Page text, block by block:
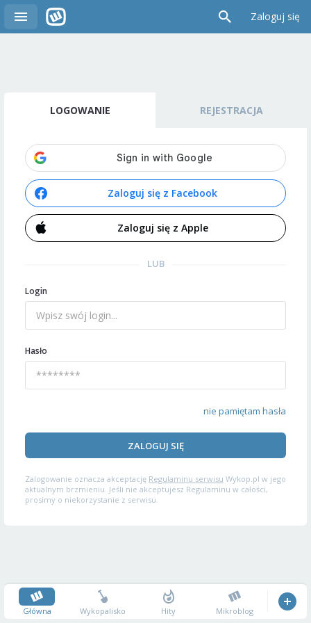
Zaloguj się
LOGOWANIE REJESTRACJA
Zaloguj się z Facebook
Zaloguj się z Apple
LUB
Login
Hasło
nie pamiętam hasła
ZALOGUJ SIĘ
Zalogowanie oznacza akceptację Regulaminu serwisu Wykop.pl w jego
aktualnym brzmieniu. Jeśli nie akceptujesz Regulaminu w całości,
prosimy o niekorzystanie z serwisu.
Główna Wykopalisko Hity Mikroblog